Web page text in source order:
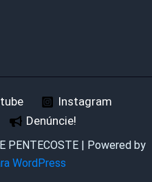
Instagram
Denúncie!
PENTECOSTE | Powered by
WordPress